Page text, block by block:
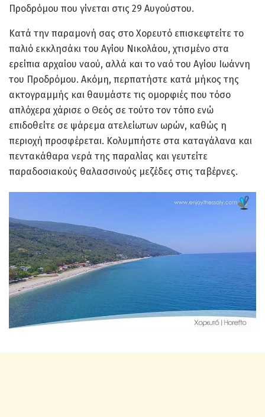
Προδρόμου που γίνεται στις 29 Αυγούστου.
Κατά την παραμονή σας στο Χορευτό επισκεφτείτε το
παλιό εκκλησάκι του Αγίου Νικολάου, χτισμένο στα
ερείπια αρχαίου ναού, αλλά και το ναό του Αγίου Ιωάννη
του Προδρόμου. Ακόμη, περπατήστε κατά μήκος της
ακτογραμμής και θαυμάστε τις ομορφιές που τόσο
απλόχερα χάρισε ο Θεός σε τούτο τον τόπο ενώ
επιδοθείτε σε ψάρεμα ατελείωτων ωρών, καθώς η
περιοχή προσφέρεται. Κολυμπήστε στα καταγάλανα και
πεντακάθαρα νερά της παραλίας και γευτείτε
παραδοσιακούς θαλασσινούς μεζέδες στις ταβέρνες.